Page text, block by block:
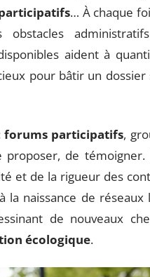
… À chaque
obstacles
aident à
pour bâtir un
forums participatifs,
proposer, de
et de la rigueur des
la naissance de réseaux
de nouveaux
écologique.